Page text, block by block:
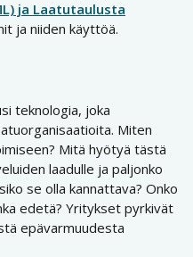
ja Laatutaulusta
ja niiden käyttöä.
teknologia, joka
Miten
Mitä hyötyä tästä
laadulle ja paljonko
se olla kannattava? Onko
edetä? Yritykset pyrkivät
epävarmuudesta